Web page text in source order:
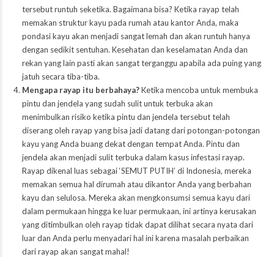
tersebut runtuh seketika. Bagaimana bisa? Ketika rayap telah
memakan struktur kayu pada rumah atau kantor Anda, maka
pondasi kayu akan menjadi sangat lemah dan akan runtuh hanya
dengan sedikit sentuhan. Kesehatan dan keselamatan Anda dan
rekan yang lain pasti akan sangat terganggu apabila ada puing yang
jatuh secara tiba-tiba.
Mengapa rayap itu berbahaya?Ketika mencoba untuk membuka
pintu dan jendela yang sudah sulit untuk terbuka akan
menimbulkan risiko ketika pintu dan jendela tersebut telah
diserang oleh rayap yang bisa jadi datang dari potongan-potongan
kayu yang Anda buang dekat dengan tempat Anda. Pintu dan
jendela akan menjadi sulit terbuka dalam kasus infestasi rayap.
Rayap dikenal luas sebagai ‘SEMUT PUTIH’ di Indonesia, mereka
memakan semua hal dirumah atau dikantor Anda yang berbahan
kayu dan selulosa. Mereka akan mengkonsumsi semua kayu dari
dalam permukaan hingga ke luar permukaan, ini artinya kerusakan
yang ditimbulkan oleh rayap tidak dapat dilihat secara nyata dari
luar dan Anda perlu menyadari hal ini karena masalah perbaikan
dari rayap akan sangat mahal!